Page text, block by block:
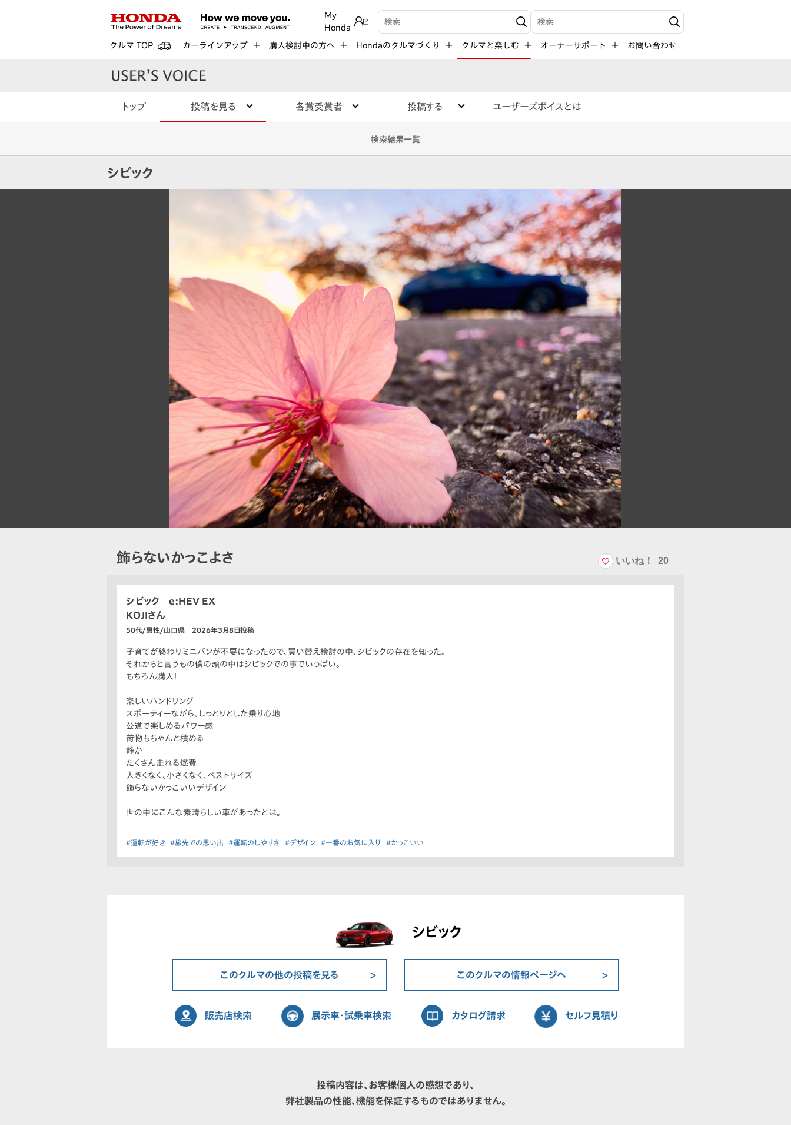
My
Honda
検索キーワード入力 検索キーワード入力
クルマ TOP カーラインアップ 購入検討中の方へ Hondaのクルマづくり クルマと楽しむ オーナーサポート お問い合わせ
トップ 投稿を見る 各賞受賞者 投稿する ユーザーズボイスとは
検索結果一覧
シビック
飾らないかっこよさ いいね！ 20
シビック e:HEV EX
KOJIさん
50代/男性/山口県 2026年3月8日投稿
子育てが終わりミニバンが不要になったので、買い替え検討の中、シビックの存在を知った。
それからと言うもの僕の頭の中はシビックでの事でいっぱい。
もちろん購入！
楽しいハンドリング
スポーティーながら、しっとりとした乗り心地
公道で楽しめるパワー感
荷物もちゃんと積める
静か
たくさん走れる燃費
大きくなく、小さくなく、ベストサイズ
飾らないかっこいいデザイン
世の中にこんな素晴らしい車があったとは。
#運転が好き #旅先での思い出 #運転のしやすさ #デザイン #一番のお気に入り #かっこいい
シビック
このクルマの他の投稿を見る このクルマの情報ページへ
販売店検索 展示車・試乗車検索 カタログ請求 セルフ見積り
投稿内容は、お客様個人の感想であり、
弊社製品の性能、機能を保証するものではありません。